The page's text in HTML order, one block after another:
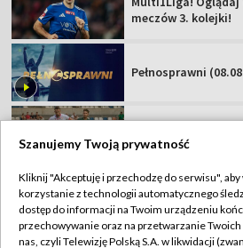
Podhale Nowy Targ
TVP
Abonament
Regulamin
Szanujemy Twoją prywatność
Kliknij "Akceptuję i przechodzę do serwisu", aby
korzystanie z technologii automatycznego
dostęp do informacji na Twoim urządzeniu
przechowywanie oraz na przetwarzanie
nas, czyli Telewizję Polską S.A. w likwidacji